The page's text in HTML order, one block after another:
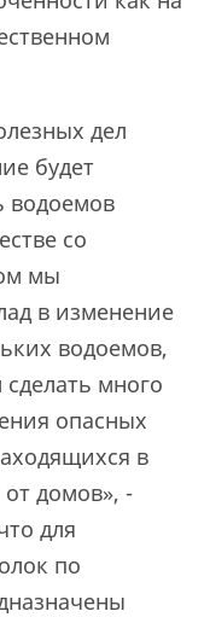
дел
будет
водоемов
со
мы
в изменение
водоемов,
много
опасных
в
домов», -
для
по